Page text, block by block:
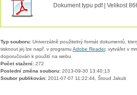
Dokument typu pdf | Velikost
Typ souboru: Univerzálně použitelný formát dokumentů,
tisknout jej lze např. v programu Adobe Reader, vytvářet v
doporučován k použití na webu.
Počet stažení: 272
Poslední změna souboru: 2013-09-30 13:40:13
Soubor publikován: 2011-07-07 11:22:44, Štoud Jakub